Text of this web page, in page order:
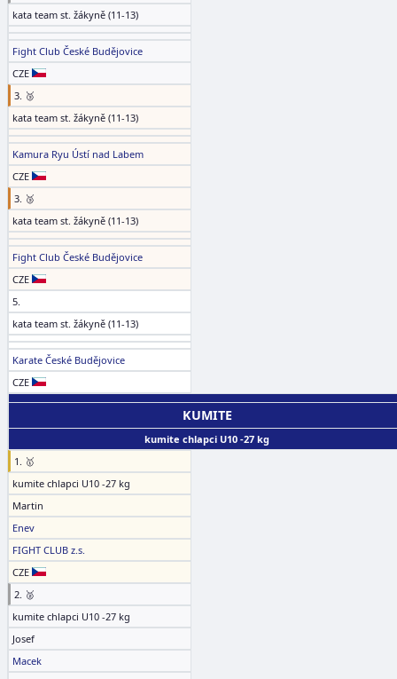
kata team st. žákyně (11-13)
Fight Club České Budějovice
CZE
3. 🥉
kata team st. žákyně (11-13)
Kamura Ryu Ústí nad Labem
CZE
3. 🥉
kata team st. žákyně (11-13)
Fight Club České Budějovice
CZE
5.
kata team st. žákyně (11-13)
Karate České Budějovice
CZE
KUMITE
kumite chlapci U10 -27 kg
1. 🥇
kumite chlapci U10 -27 kg
Martin
Enev
FIGHT CLUB z.s.
CZE
2. 🥈
kumite chlapci U10 -27 kg
Josef
Macek